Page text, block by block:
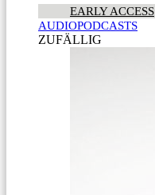
EARLY ACCESS
AUDIOPODCASTS
ZUFÄLLIG